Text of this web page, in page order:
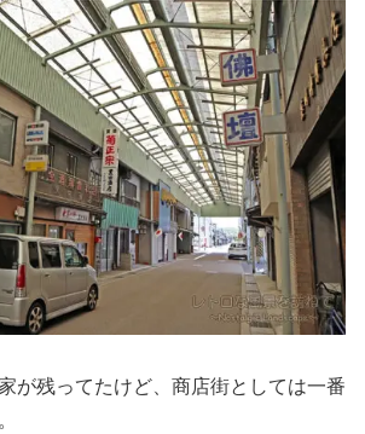
が残ってたけど、商店街としては一番